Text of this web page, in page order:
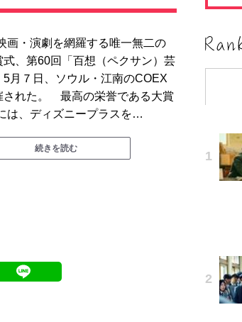
画・演劇を網羅する唯一無二の
式、第60回「百想（ペクサン）芸
5月７日、ソウル・江南のCOEX
された。 最高の栄誉である大賞
は、ディズニープラスを…
続きを読む